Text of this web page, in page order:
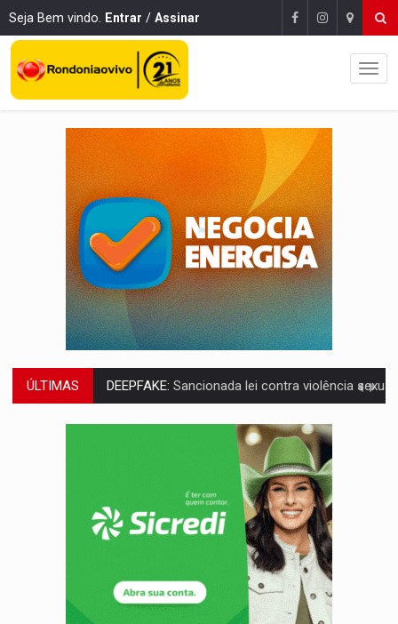
Seja Bem vindo. Entrar / Assinar
ÚLTIMAS COLEGIADO:Brasil e Rússia discutem energia nuclear, defesa e
URGENTE:Colisão entre caminhão e carro deixa quatro mortos e um em
Amazônia Negra ganha projeção nacional com participação de
Porto Velho tem chances de chuvas isoladas nesta
SINDICATOS UNIDOS: Assembleia Geral delibera greve da educação
Rondoniaovivo abre oficina de Comunicação com
AGOSTO LILÁS:MPRO lança de portal e promove reflexão sobre trajetória da